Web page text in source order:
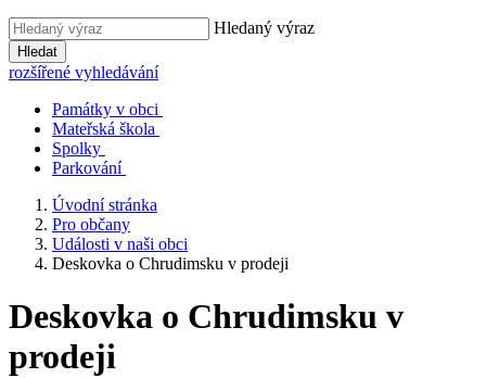
Hledaný výraz
Hledat
rozšířené vyhledávání
Památky v obci
Mateřská škola
Spolky
Parkování
Úvodní stránka
Pro občany
Události v naši obci
Deskovka o Chrudimsku v prodeji
Deskovka o Chrudimsku v
prodeji